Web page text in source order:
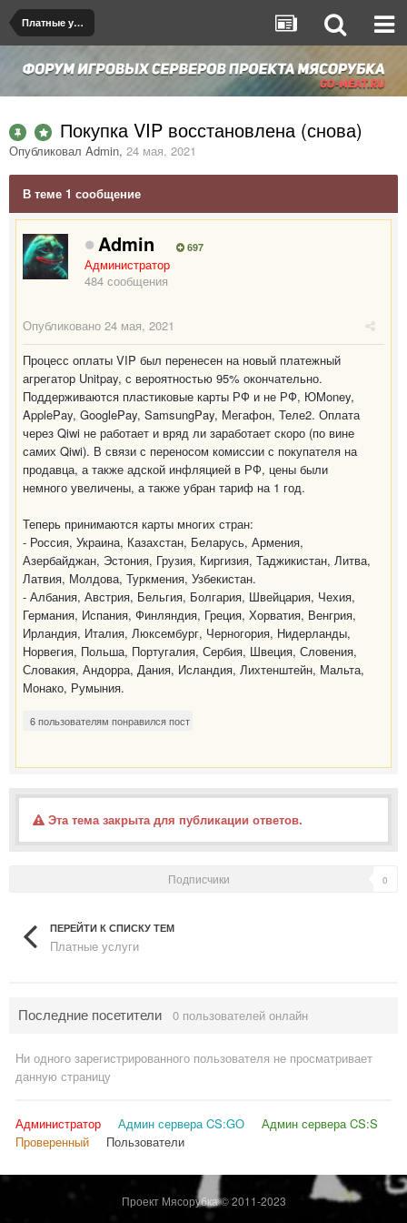
Платные услуги
Покупка VIP восстановлена (снова)
Опубликовал Admin, 24 мая, 2021
В теме 1 сообщение
Admin 697
Администратор
484 сообщения
Опубликовано 24 мая, 2021
Процесс оплаты VIP был перенесен на новый платежный
агрегатор Unitpay, с вероятностью 95% окончательно.
Поддерживаются пластиковые карты РФ и не РФ, ЮMoney,
ApplePay, GooglePay, SamsungPay, Мегафон, Теле2. Оплата
через Qiwi не работает и вряд ли заработает скоро (по вине
самих Qiwi). В связи с переносом комиссии с покупателя на
продавца, а также адской инфляцией в РФ, цены были
немного увеличены, а также убран тариф на 1 год.
Теперь принимаются карты многих стран:
- Россия, Украина, Казахстан, Беларусь, Армения,
Азербайджан, Эстония, Грузия, Киргизия, Таджикистан, Литва,
Латвия, Молдова, Туркмения, Узбекистан.
- Албания, Австрия, Бельгия, Болгария, Швейцария, Чехия,
Германия, Испания, Финляндия, Греция, Хорватия, Венгрия,
Ирландия, Италия, Люксембург, Черногория, Нидерланды,
Норвегия, Польша, Португалия, Сербия, Швеция, Словения,
Словакия, Андорра, Дания, Исландия, Лихтенштейн, Мальта,
Монако, Румыния.
6 пользователям понравился пост
Эта тема закрыта для публикации ответов.
Подписчики 0
ПЕРЕЙТИ К СПИСКУ ТЕМ
Платные услуги
Последние посетители 0 пользователей онлайн
Ни одного зарегистрированного пользователя не просматривает
данную страницу
Администратор Админ сервера CS:GO
Админ сервера CS:S
Проверенный
Пользователи
Проект Мясорубка © 2011-2023